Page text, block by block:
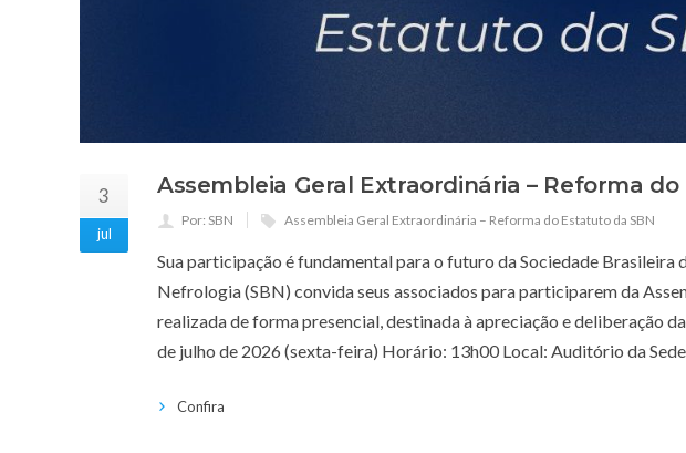
3
jul
Assembleia Geral Extraordinária – Reforma
Por: SBN Assembleia Geral Extraordinária – Reforma do Estatuto da SBN
Sua participação é fundamental para o futuro da Sociedade
Nefrologia (SBN) convida seus associados para participarem da
realizada de forma presencial, destinada à apreciação e deliberação
de julho de 2026 (sexta-feira) Horário: 13h00 Local: Auditório da
Confira